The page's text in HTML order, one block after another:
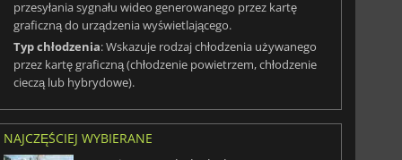
GeForce RTX 5070 / TI
przesyłania sygnału wideo generowanego przez kartę
graficzną do urządzenia wyświetlającego.
Typ chłodzenia: Wskazuje rodzaj chłodzenia używanego
przez kartę graficzną (chłodzenie powietrzem, chłodzenie
cieczą lub hybrydowe).
NAJCZĘŚCIEJ WYBIERANE